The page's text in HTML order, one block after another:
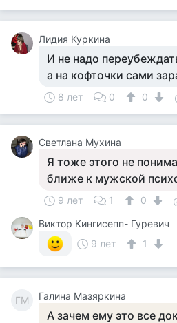
Лидия Куркина
И не надо
а на кофточки сами
8 лет 0 0
Светлана Мухина
Я тоже этого не
ближе к мужской
9 лет 1
0
Виктор Кингисепп- Гуревич
9 лет
1
ГМ Галина Мазяркина
А зачем ему это все